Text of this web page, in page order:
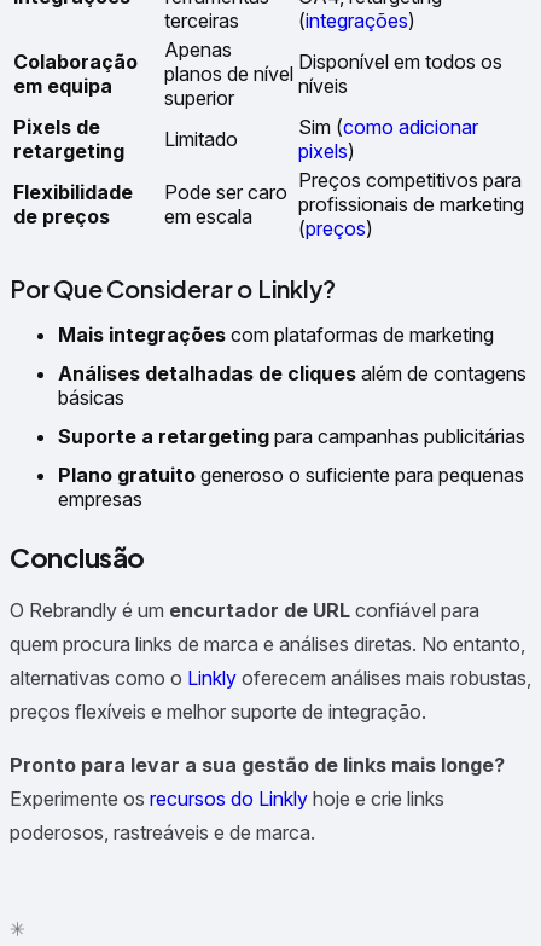
terceiras
(integrações)
Colaboração
em equipa
Apenas
planos de nível
superior
Disponível em todos os
níveis
Pixels de
retargeting
Limitado Sim (como adicionar
pixels)
Flexibilidade
de preços
Pode ser caro
em escala
Preços competitivos para
profissionais de marketing
(preços)
Por Que Considerar o Linkly?
Mais integrações com plataformas de marketing
Análises detalhadas de cliques além de contagens
básicas
Suporte a retargeting para campanhas publicitárias
Plano gratuito generoso o suficiente para pequenas
empresas
Conclusão
O Rebrandly é um encurtador de URL confiável para
quem procura links de marca e análises diretas. No entanto,
alternativas como o Linkly oferecem análises mais robustas,
preços flexíveis e melhor suporte de integração.
Pronto para levar a sua gestão de links mais longe?
Experimente os recursos do Linkly hoje e crie links
poderosos, rastreáveis e de marca.
✳